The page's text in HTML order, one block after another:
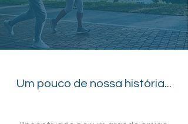
Um pouco de nossa história...